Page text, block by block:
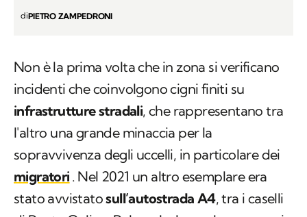
diPIETRO ZAMPEDRONI
Non è la prima volta che in zona si verificano
incidenti che coinvolgono cigni finiti su
infrastrutture stradali, che rappresentano tra
l'altro una grande minaccia per la
sopravvivenza degli uccelli, in particolare dei
migratori . Nel 2021 un altro esemplare era
stato avvistatosull’autostrada A4, tra i caselli